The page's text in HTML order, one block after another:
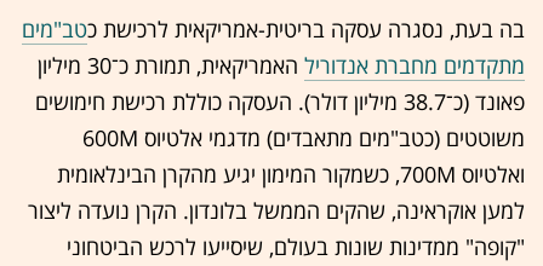
בה בעת, נסגרה עסקה בריטית-אמריקאית לרכישת כטב"מים
מתקדמים מחברת אנדוריל
האמריקאית, תמורת כ־30 מיליון
פאונד (כ־38.7 מיליון דולר). העסקה כוללת רכישת חימושים
משוטטים (כטב"מים מתאבדים) מדגמי אלטיוס 600 M
ואלטיוס 700 M
, כשמקור המימון יגיע מהקרן הבינלאומית
למען אוקראינה, שהקים הממשל בלונדון. הקרן נועדה ליצור
"קופה" ממדינות שונות בעולם, שיסייעו לרכש הביטחוני